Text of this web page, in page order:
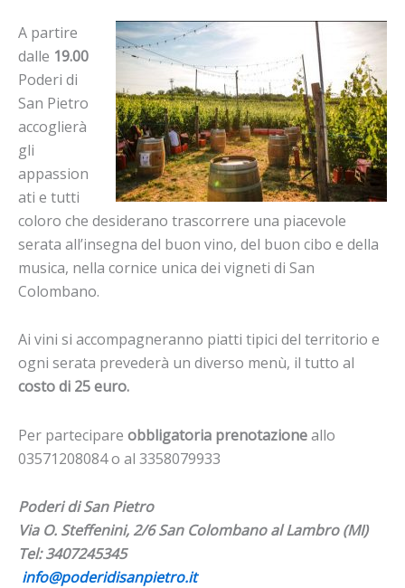
A partire
dalle 19.00
Poderi di
San Pietro
accoglierà
gli
appassion
ati e tutti
coloro che desiderano trascorrere una piacevole
serata all’insegna del buon vino, del buon cibo e della
musica, nella cornice unica dei vigneti di San
Colombano.
Ai vini si accompagneranno piatti tipici del territorio e
ogni serata prevederà un diverso menù, il tutto al
costo di 25 euro.
Per partecipare obbligatoria prenotazioneallo
03571208084 o al 3358079933
Poderi di San Pietro
Via O. Steffenini, 2/6 San Colombano al Lambro (MI)
Tel: 3407245345
info@poderidisanpietro.it